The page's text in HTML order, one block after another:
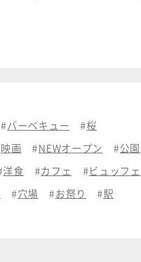
バーベキュー 桜
映画 NEWオープン 公園
洋食 カフェ ビュッフェ
穴場 お祭り 駅